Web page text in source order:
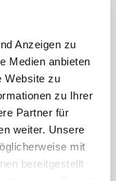
Anzeigen zu
Medien anbieten
Website zu
zu Ihrer
Partner für
weiter. Unsere
mit
bereitgestellt
„Rationale
Veranstaltung
die
.